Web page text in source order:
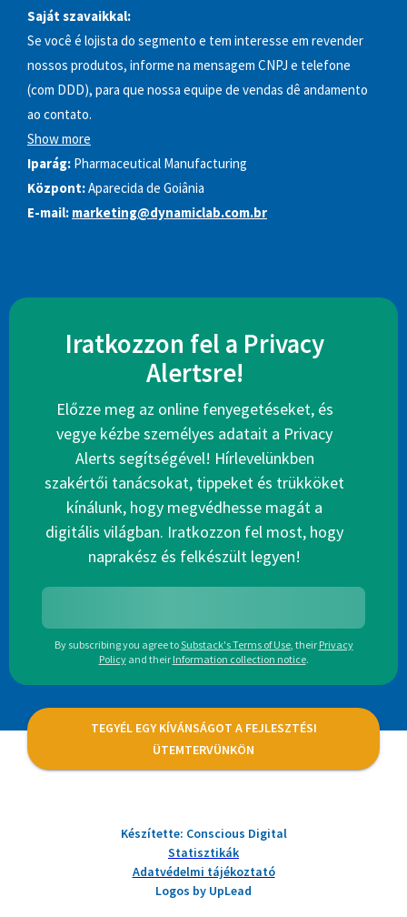
Saját szavaikkal:
Se você é lojista do segmento e tem interesse em revender
nossos produtos, informe na mensagem CNPJ e telefone
(com DDD), para que nossa equipe de vendas dê andamento
ao contato.
Show more
Iparág: Pharmaceutical Manufacturing
Központ:Aparecida de Goiânia
E-mail: marketing@dynamiclab.com.br
Iratkozzon fel a Privacy
Alertsre!
Előzze meg az online fenyegetéseket, és
vegye kézbe személyes adatait a Privacy
Alerts segítségével! Hírlevelünkben
szakértői tanácsokat, tippeket és trükköket
kínálunk, hogy megvédhesse magát a
digitális világban. Iratkozzon fel most, hogy
naprakész és felkészült legyen!
By subscribing you agree toSubstack's Terms of Use, their Privacy
Policy and their Information collection notice.
TEGYÉL EGY KÍVÁNSÁGOT A FEJLESZTÉSI
ÜTEMTERVÜNKÖN
Készítette: Conscious Digital
Statisztikák
Adatvédelmi tájékoztató
Logos by UpLead